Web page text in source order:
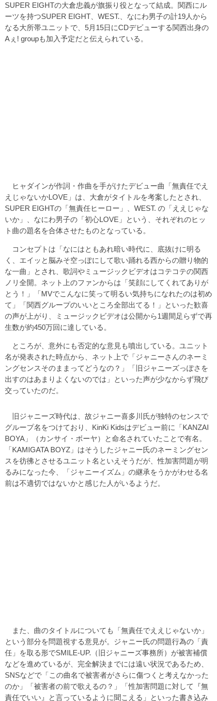
SUPER EIGHTの大倉忠義が旗振り役となって結成。関西にル
ーツを持つSUPER EIGHT、WEST.、なにわ男子の計19人から
なる大所帯ユニットで、5月15日にCDデビューする関西出身の
Aぇ! groupも加入予定だと伝えられている。
ヒャダインが作詞・作曲を手がけたデビュー曲「無責任でえ
えじゃないかLOVE」は、大倉がタイトルを考案したとされ、
SUPER EIGHTの「無責任ヒーロー」、WEST. の「ええじゃな
いか」、なにわ男子の「初心LOVE」という、それぞれのヒッ
ト曲の題名を合体させたものとなっている。
コンセプトは「なにはともあれ暗い時代に、底抜けに明る
く、エイッと脳みそ空っぽにして歌い踊れる西からの贈り物的
な一曲」とされ、歌詞やミュージックビデオはコテコテの関西
ノリ全開。ネット上のファンからは「笑顔にしてくれてありが
とう！」「MVでこんなに笑って明るい気持ちになれたのは初め
て」「関西グループのいいところ全部出てる！」といった歓喜
の声が上がり、ミュージックビデオは公開から1週間足らずで再
生数が約450万回に達している。
ところが、意外にも否定的な意見も噴出している。ユニット
名が発表された時点から、ネット上で「ジャニーさんのネーミ
ングセンスそのままってどうなの？」「旧ジャニーズっぽさを
出すのはあまりよくないのでは」といった声が少なからず飛び
交っていたのだ。
旧ジャニーズ時代は、故ジャニー喜多川氏が独特のセンスで
グループ名をつけており、KinKi Kidsはデビュー前に「KANZAI
BOYA」（カンサイ・ボーヤ）と命名されていたことで有名。
「KAMIGATA BOYZ」はそうしたジャニー氏のネーミングセン
スを彷彿とさせるユニット名といえそうだが、性加害問題が明
るみになった今、「ジャニーイズム」の継承をうかがわせる名
前は不適切ではないかと感じた人がいるようだ。
また、曲のタイトルについても「無責任でええじゃないか」
という部分を問題視する意見が。ジャニー氏の問題行為の「責
任」を取る形でSMILE-UP.（旧ジャニーズ事務所）が被害補償
などを進めているが、完全解決までには遠い状況であるため、
SNSなどで「この曲名で被害者がさらに傷つくと考えなかった
のか」「被害者の前で歌えるの？」「性加害問題に対して『無
責任でいい』と言っているように聞こえる」といった書き込み